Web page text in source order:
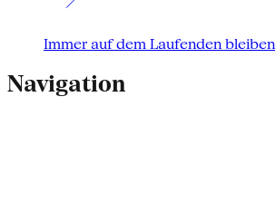
Immer auf dem Laufenden bleiben
Navigation